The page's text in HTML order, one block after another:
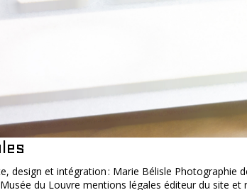
design et intégration : Marie Bélisle Photographie
du Louvre mentions légales éditeur du site et